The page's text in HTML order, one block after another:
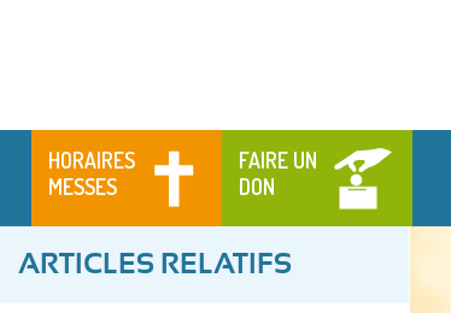
HORAIRES
MESSES
FAIRE UN
DON
ARTICLES RELATIFS